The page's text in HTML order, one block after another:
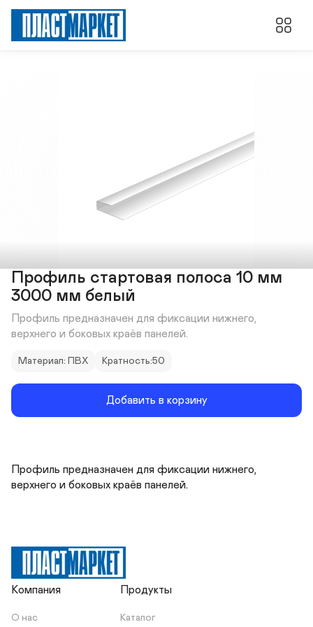
Профиль стартовая полоса 10 мм
3000 мм белый
Профиль предназначен для фиксации нижнего,
верхнего и боковых краёв панелей.
Материал: ПВХ Кратность:50
Добавить в корзину
Профиль предназначен для фиксации нижнего,
верхнего и боковых краёв панелей.
Компания
О нас
Продукты
Каталог